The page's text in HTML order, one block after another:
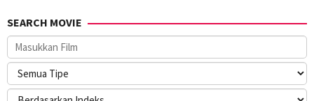
SEARCH MOVIE